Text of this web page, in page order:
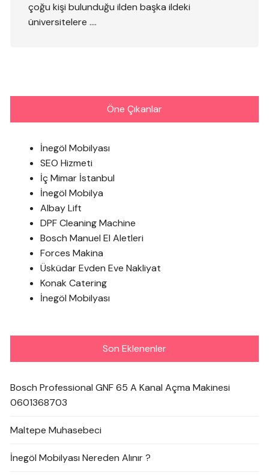
çoğu kişi bulunduğu ilden başka ildeki
üniversitelere ….
Öne Çıkanlar
İnegöl Mobilyası
SEO Hizmeti
İç Mimar İstanbul
İnegöl Mobilya
Albay Lift
DPF Cleaning Machine
Bosch Manuel El Aletleri
Forces Makina
Üsküdar Evden Eve Nakliyat
Konak Catering
İnegöl Mobilyası
Son Eklenenler
Bosch Professional GNF 65 A Kanal Açma Makinesi
0601368703
Maltepe Muhasebeci
İnegöl Mobilyası Nereden Alınır ?